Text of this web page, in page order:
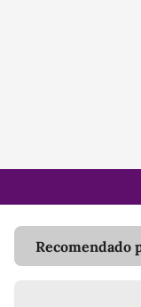
Recomendado